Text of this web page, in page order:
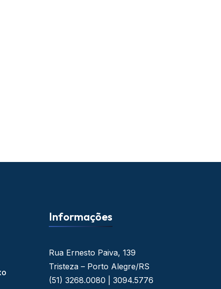
Informações
Rua Ernesto Paiva, 139
Tristeza – Porto Alegre/RS
(51) 3268.0080 | 3094.5776